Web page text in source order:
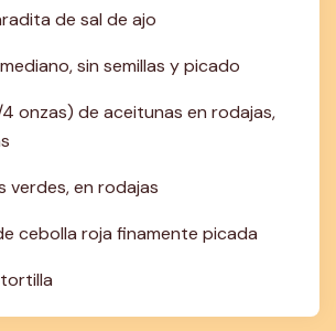
de sal de ajo
sin semillas y picado
4 onzas) de aceitunas en rodajas,
verdes, en rodajas
cebolla roja finamente picada